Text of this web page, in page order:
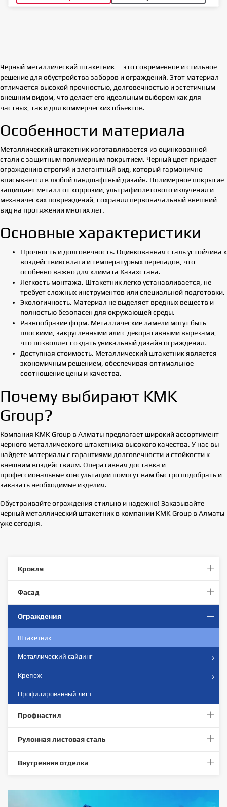
Кровля
Фасад
Ограждения
Штакетник
Металлический сайдинг
Крепеж
Профилированный лист
Профнастил
Рулонная листовая сталь
Внутренняя отделка
Черный металлический штакетник — это современное и стильное
решение для обустройства заборов и ограждений. Этот материал
отличается высокой прочностью, долговечностью и эстетичным
внешним видом, что делает его идеальным выбором как для
частных, так и для коммерческих объектов.
Особенности материала
Металлический штакетник изготавливается из оцинкованной
стали с защитным полимерным покрытием. Черный цвет придает
ограждению строгий и элегантный вид, который гармонично
вписывается в любой ландшафтный дизайн. Полимерное покрытие
защищает металл от коррозии, ультрафиолетового излучения и
механических повреждений, сохраняя первоначальный внешний
вид на протяжении многих лет.
Основные характеристики
Прочность и долговечность. Оцинкованная сталь устойчива к
воздействию влаги и температурных перепадов, что
особенно важно для климата Казахстана.
Легкость монтажа. Штакетник легко устанавливается, не
требует сложных инструментов или специальной подготовки.
Экологичность. Материал не выделяет вредных веществ и
полностью безопасен для окружающей среды.
Разнообразие форм. Металлические ламели могут быть
плоскими, закругленными или с декоративными вырезами,
что позволяет создать уникальный дизайн ограждения.
Доступная стоимость. Металлический штакетник является
экономичным решением, обеспечивая оптимальное
соотношение цены и качества.
Почему выбирают KMK
Group?
Компания KMK Group в Алматы предлагает широкий ассортимент
черного металлического штакетника высокого качества. У нас вы
найдете материалы с гарантиями долговечности и стойкости к
внешним воздействиям. Оперативная доставка и
профессиональные консультации помогут вам быстро подобрать и
заказать необходимые изделия.
Обустраивайте ограждения стильно и надежно! Заказывайте
черный металлический штакетник в компании KMK Group в Алматы
уже сегодня.